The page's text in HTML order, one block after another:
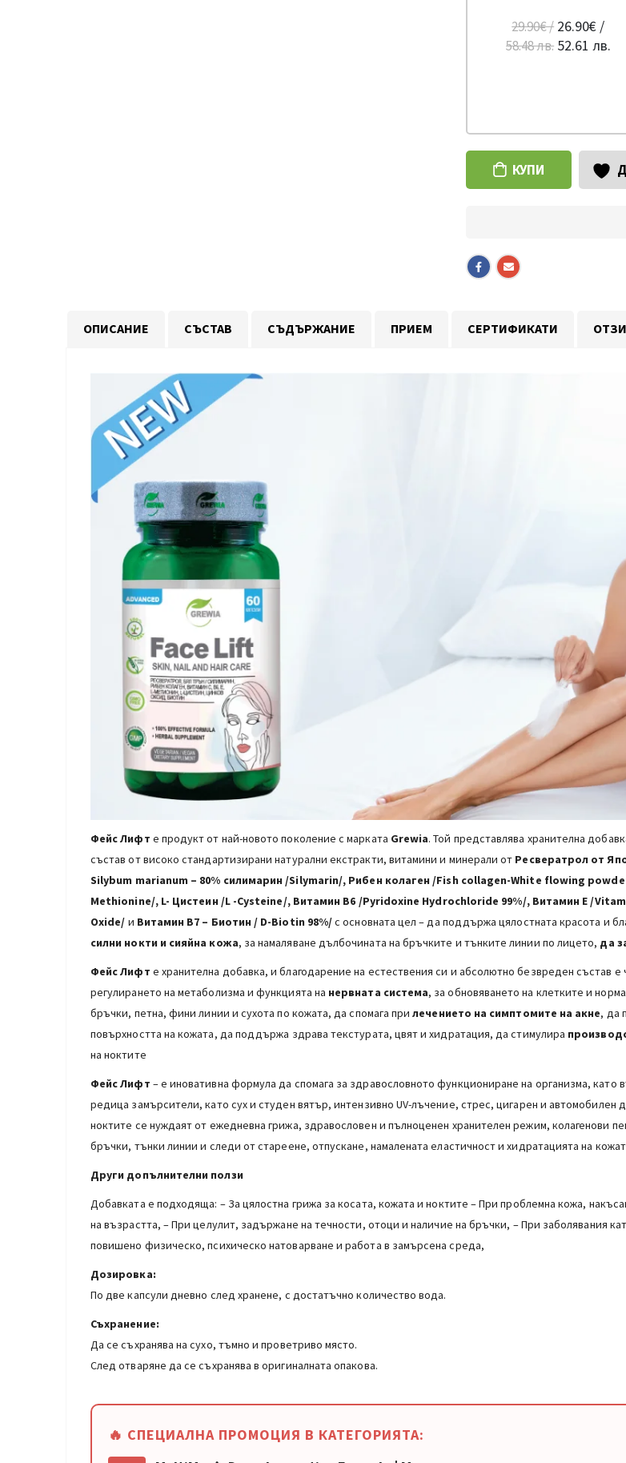
29.90€ /
58.48 лв.
26.90€ /
52.61 лв.
КУПИ
ОПИСАНИЕ СЪСТАВ СЪДЪРЖАНИЕ ПРИЕМ СЕРТИФИКАТИ
Фейс Лифт е продукт от най-новото поколение с марката Grewia. Той представлява хранителна
състав от високо стандартизирани натурални екстракти, витамини и минерали от Ресвератрол от
Silybum marianum – 80% силимарин /Silymarin/, Рибен колаген /Fish collagen-White flowing
Methionine/, L- Цистеин /L -Cysteine/, Витамин В6 /Pyridoxine Hydrochloride 99%/, Витамин Е /
Oxide/ и Витамин В7 – Биотин / D-Biotin 98%/с основната цел – да поддържа цялостната красота и
силни нокти и сияйна кожа, за намаляване дълбочината на бръчките и тънките линии по лицето, да
Фейс Лифт е хранителна добавка, и благодарение на естествения си и абсолютно безвреден състав
регулирането на метаболизма и функцията на нервната система, за обновяването на клетките и
бръчки, петна, фини линии и сухота по кожата, да спомага прилечението на симптомите на акне, да
повърхността на кожата, да поддържа здрава текстурата, цвят и хидратация, да стимулира
на ноктите
Фейс Лифт – е иновативна формула да спомага за здравословното функциониране на организма,
редица замърсители, като сух и студен вятър, интензивно UV-лъчение, стрес, цигарен и автомобилен
ноктите се нуждаят от ежедневна грижа, здравословен и пълноценен хранителен режим, колагенови
бръчки, тънки линии и следи от стареене, отпускане, намалената еластичност и хидратацията на
Други допълнителни ползи
Добавката е подходяща: – За цялостна грижа за косата, кожата и ноктите – При проблемна кожа,
на възрастта, – При целулит, задържане на течности, отоци и наличие на бръчки, – При заболявания
повишено физическо, психическо натоварване и работа в замърсена среда,
Дозировка:
По две капсули дневно след хранене, с достатъчно количество вода.
Съхранение:
Да се съхранява на сухо, тъмно и проветриво място.
След отваряне да се съхранява в оригиналната опакова.
🔥 СПЕЦИАЛНА ПРОМОЦИЯ В КАТЕГОРИЯТА: